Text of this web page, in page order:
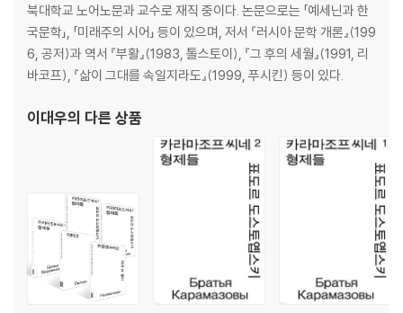
북대학교 노어노문과 교수로 재직 중이다. 논문으로는 「예세닌과 한
국문학」, 「미래주의 시어」 등이 있으며, 저서 『러시아 문학 개론』(199
6, 공저)과 역서 『부활』(1983, 톨스토이), 『그 후의 세월』(1991, 리
바코프), 『삶이 그대를 속일지라도』(1999, 푸시킨) 등이 있다.
이대우의 다른 상품